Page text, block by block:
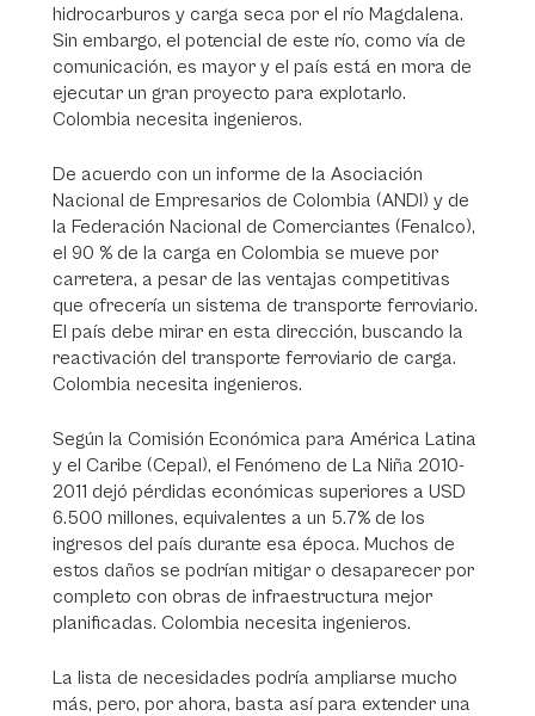
hidrocarburos y carga seca por el río Magdalena.
Sin embargo, el potencial de este río, como vía de
comunicación, es mayor y el país está en mora de
ejecutar un gran proyecto para explotarlo.
Colombia necesita ingenieros.
De acuerdo con un informe de la Asociación
Nacional de Empresarios de Colombia (ANDI) y de
la Federación Nacional de Comerciantes (Fenalco),
el 90 % de la carga en Colombia se mueve por
carretera, a pesar de las ventajas competitivas
que ofrecería un sistema de transporte ferroviario.
El país debe mirar en esta dirección, buscando la
reactivación del transporte ferroviario de carga.
Colombia necesita ingenieros.
Según la Comisión Económica para América Latina
y el Caribe (Cepal), el Fenómeno de La Niña 2010-
2011 dejó pérdidas económicas superiores a USD
6.500 millones, equivalentes a un 5.7% de los
ingresos del país durante esa época. Muchos de
estos daños se podrían mitigar o desaparecer por
completo con obras de infraestructura mejor
planificadas. Colombia necesita ingenieros.
La lista de necesidades podría ampliarse mucho
más, pero, por ahora, basta así para extender una